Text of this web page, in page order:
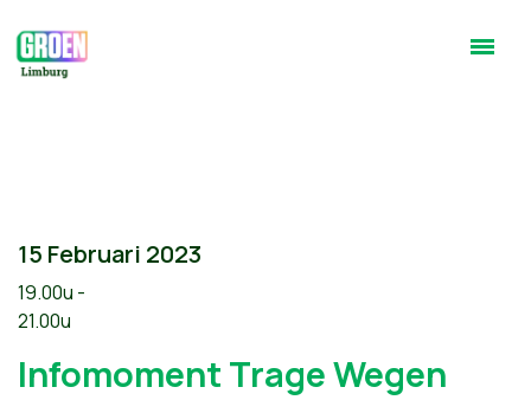
15 Februari 2023
19.00u -
21.00u
Infomoment Trage Wegen